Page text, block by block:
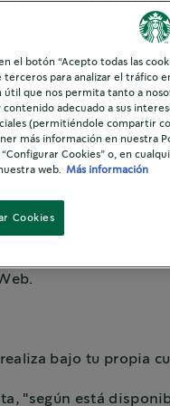
Política de
y condiciones
ESPAÑA, S.A.”
en el Registro
y teléfono
"Grupo Nestlé" se
de la forma más
bajo tu propia
"según está
el botón “Acepto todas las
terceros para analizar el tráfico
útil que nos permita tanto a
contenido adecuado a sus
(permitiéndole compartir
más información en nuestra
Cookies” o, en
web.
Más información
Cookies